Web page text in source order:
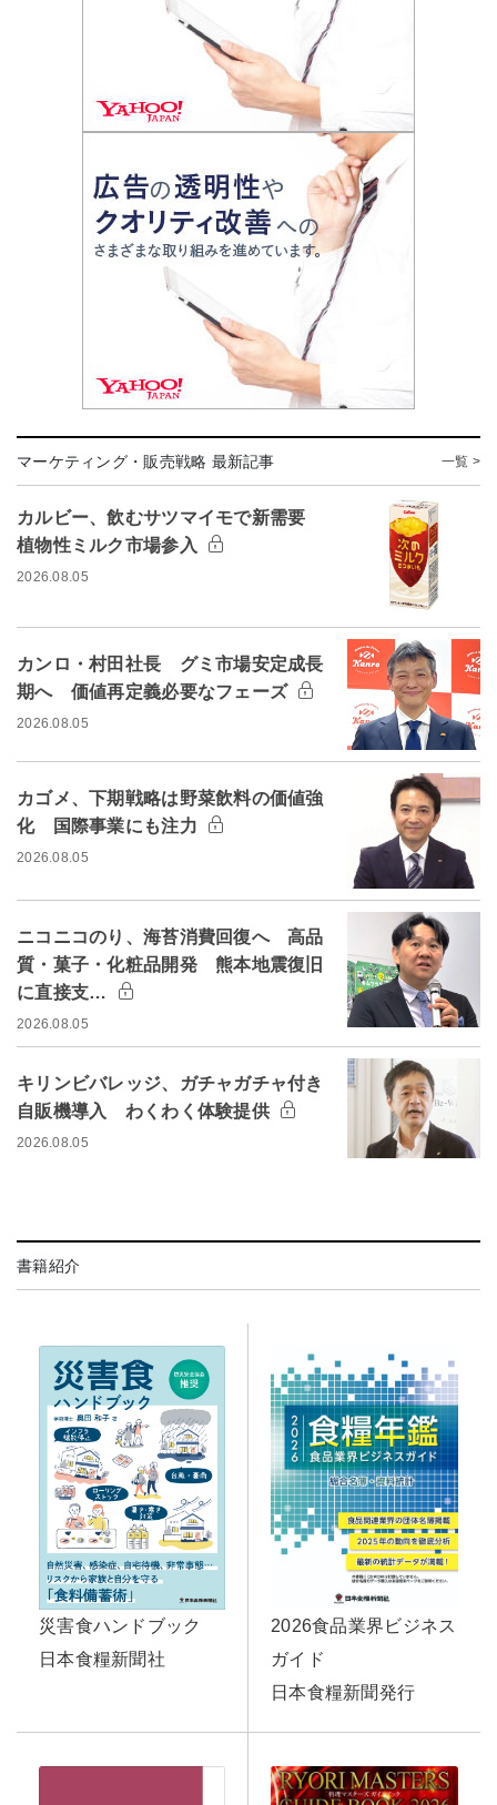
マーケティング・販売戦略 最新記事 一覧 >
カルビー、飲むサツマイモで新需要
植物性ミルク市場参入
2026.08.05
カンロ・村田社長 グミ市場安定成長
期へ 価値再定義必要なフェーズ
2026.08.05
カゴメ、下期戦略は野菜飲料の価値強
化 国際事業にも注力
2026.08.05
ニコニコのり、海苔消費回復へ 高品
質・菓子・化粧品開発 熊本地震復旧
に直接支…
2026.08.05
キリンビバレッジ、ガチャガチャ付き
自販機導入 わくわく体験提供
2026.08.05
書籍紹介
災害食ハンドブック
日本食糧新聞社
2026食品業界ビジネス
ガイド
日本食糧新聞発行